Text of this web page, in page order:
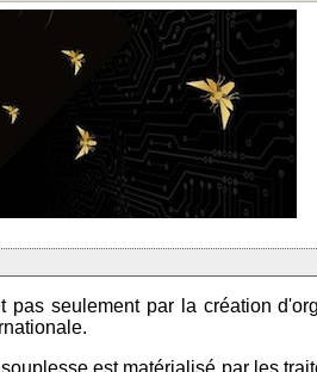
seulement par la création
est matérialisé par les